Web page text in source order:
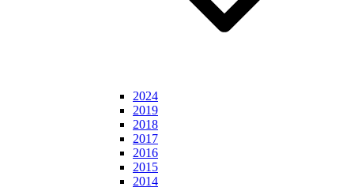
2024
2019
2018
2017
2016
2015
2014